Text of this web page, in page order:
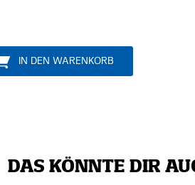
IN DEN WARENKORB
DAS KÖNNTE DIR